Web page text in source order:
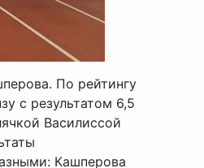
По рейтингу
с результатом 6,5
Василиссой
Кашперова